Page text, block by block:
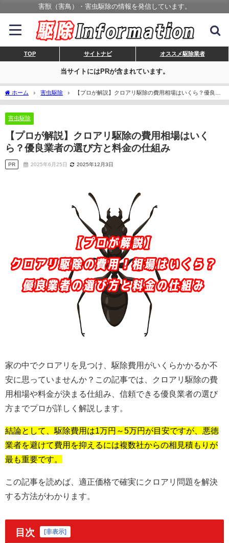
害獣（害鳥）・害虫駆除の情報を発信しています。
TOP サイトナビ オススメ駆除業者
当サイトにはPRが含まれています。
ホーム 害虫駆除
【プロが解説】クロアリ駆除の費用相場はいくら？優良業
者の選び方と料金の仕組み
害虫駆除
【プロが解説】クロアリ駆除の費用相場はいく
ら？優良業者の選び方と料金の仕組み
PR 2025年6月25日 2025年12月3日
家の中でクロアリを見つけ、駆除費用がいくらかかるか不
安に思っていませんか？この記事では、クロアリ駆除の費
用相場や料金が決まる仕組み、信頼できる優良業者の選び
方までプロが詳しく解説します。
結論として、駆除費用は1万円～5万円が目安ですが、悪徳
業者を避けて費用を抑えるには複数社からの相見積もりが
最も重要です。
この記事を読めば、適正価格で確実にクロアリ問題を解決
する方法がわかります。
目次 非表示